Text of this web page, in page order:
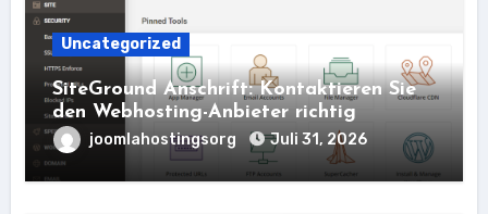
Uncategorized
SiteGround Anschrift: Kontaktieren Sie
den Webhosting-Anbieter richtig
joomlahostingsorg Juli 31, 2026